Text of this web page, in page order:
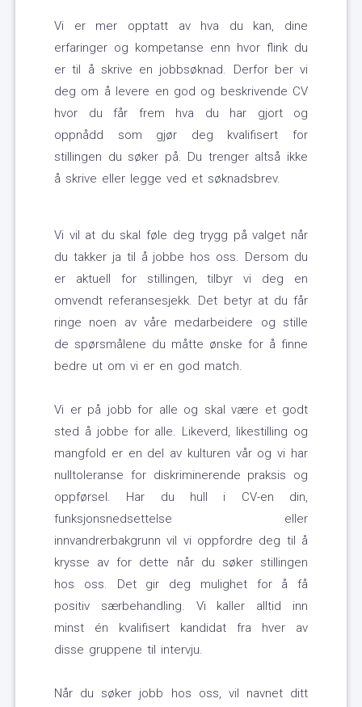
Vi er mer opptatt av hva du kan, dine
erfaringer og kompetanse enn hvor flink du
er til å skrive en jobbsøknad. Derfor ber vi
deg om å levere en god og beskrivende CV
hvor du får frem hva du har gjort og
oppnådd som gjør deg kvalifisert for
stillingen du søker på. Du trenger altså ikke
å skrive eller legge ved et søknadsbrev.
Vi vil at du skal føle deg trygg på valget når
du takker ja til å jobbe hos oss. Dersom du
er aktuell for stillingen, tilbyr vi deg en
omvendt referansesjekk. Det betyr at du får
ringe noen av våre medarbeidere og stille
de spørsmålene du måtte ønske for å finne
bedre ut om vi er en god match.
Vi er på jobb for alle og skal være et godt
sted å jobbe for alle. Likeverd, likestilling og
mangfold er en del av kulturen vår og vi har
nulltoleranse for diskriminerende praksis og
oppførsel. Har du hull i CV-en din,
funksjonsnedsettelse eller
innvandrerbakgrunn vil vi oppfordre deg til å
krysse av for dette når du søker stillingen
hos oss. Det gir deg mulighet for å få
positiv særbehandling. Vi kaller alltid inn
minst én kvalifisert kandidat fra hver av
disse gruppene til intervju.
Når du søker jobb hos oss, vil navnet ditt